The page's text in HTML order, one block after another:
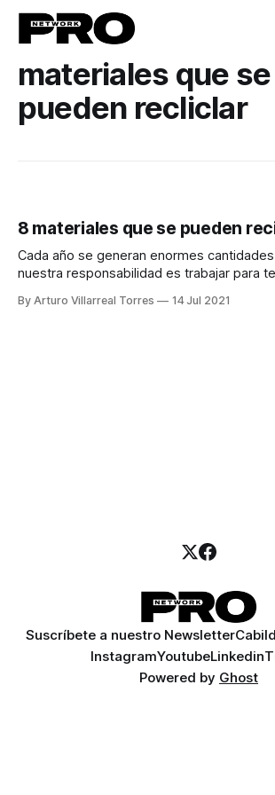
materiales que se
pueden recliclar
8 materiales que se pueden
Cada año se generan enormes
nuestra responsabilidad es trabajar para
By Arturo Villarreal Torres 14 Jul 2021
Suscríbete a nuestro Newsletter
InstagramYoutubeLinkedin
Powered by Ghost